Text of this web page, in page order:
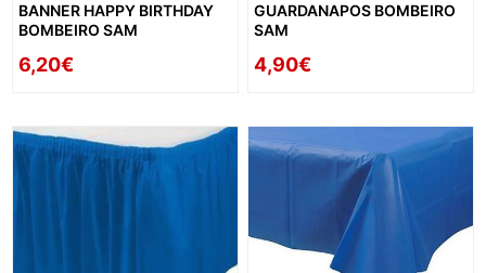
BANNER HAPPY BIRTHDAY
BOMBEIRO SAM
6,20€
GUARDANAPOS BOMBEIRO
SAM
4,90€